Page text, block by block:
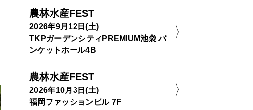
農林水産FEST
2026年9月12日(土)
TKPガーデンシティPREMIUM池袋 バ
ンケットホール4B
農林水産FEST
2026年10月3日(土)
福岡ファッションビル 7F